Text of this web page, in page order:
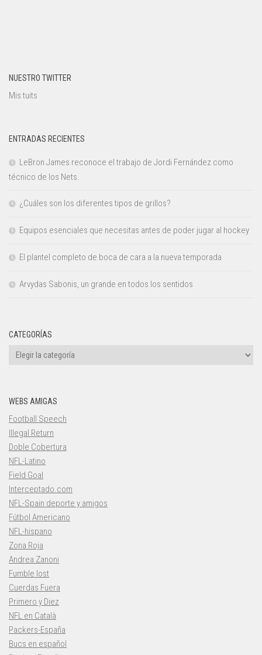
NUESTRO TWITTER
Mis tuits
ENTRADAS RECIENTES
LeBron James reconoce el trabajo de Jordi Fernández como
técnico de los Nets.
¿Cuáles son los diferentes tipos de grillos?
Equipos esenciales que necesitas antes de poder jugar al hockey
El plantel completo de boca de cara a la nueva temporada
Arvydas Sabonis, un grande en todos los sentidos
CATEGORÍAS
Categorías
WEBS AMIGAS
Football Speech
Illegal Return
Doble Cobertura
NFL-Latino
Field Goal
Interceptado.com
NFL-Spain deporte y amigos
Fútbol Americano
NFL-hispano
Zona Roja
Andrea Zanoni
Fumble lost
Cuerdas Fuera
Primero y Diez
NFL en Català
Packers-España
Bucs en español